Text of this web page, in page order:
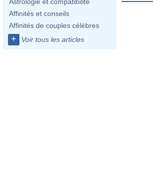
Affinités et conseils
Affinités de couples célèbres
+ Voir tous les articles